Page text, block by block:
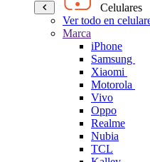
Celulares
Ver todo en
Marca
iPhone
Samsung
Xiaomi
Motorola
Vivo
Oppo
Realme
Nubia
TCL